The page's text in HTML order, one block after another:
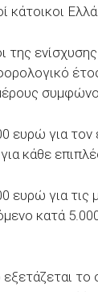
κάτοικοι
της
ευρώ για
κάθε
ευρώ για τις
κατά
εξετάζεται